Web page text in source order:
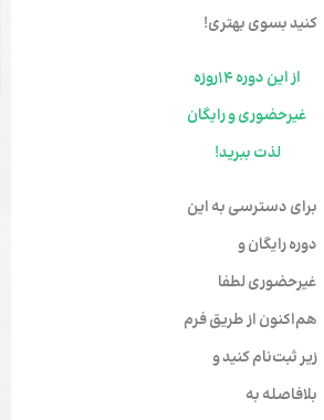
کنید بسوی بهتری!
از این دوره ۱۴روزه
غیرحضوری و رایگان
لذت ببرید!
برای دسترسی به این
دوره رایگان و
غیرحضوری لطفا
هم‌اکنون از طریق فرم
زیر ثبت‌نام کنید و
بلافاصله به